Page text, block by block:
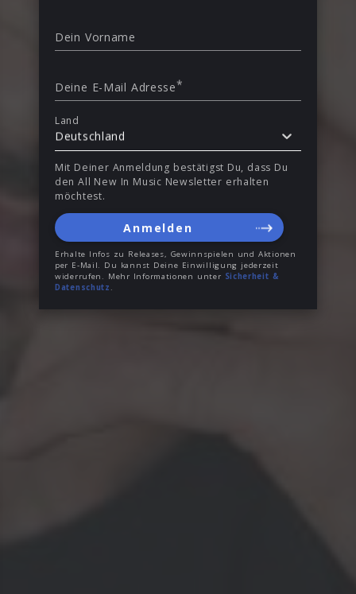
Dein Vorname
Deine E-Mail Adresse*
Land
Deutschland
Mit Deiner Anmeldung bestätigst Du, dass Du
den All New In Music Newsletter erhalten
möchtest.
Anmelden
Erhalte Infos zu Releases, Gewinnspielen und Aktionen
per E-Mail. Du kannst Deine Einwilligung jederzeit
widerrufen. Mehr Informationen unter Sicherheit &
Datenschutz